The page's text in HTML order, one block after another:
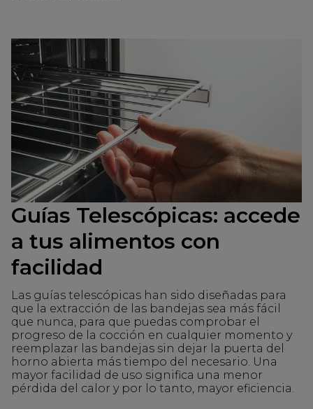
Guías Telescópicas: accede
a tus alimentos con
facilidad
Las guías telescópicas han sido diseñadas para
que la extracción de las bandejas sea más fácil
que nunca, para que puedas comprobar el
progreso de la cocción en cualquier momento y
reemplazar las bandejas sin dejar la puerta del
horno abierta más tiempo del necesario. Una
mayor facilidad de uso significa una menor
pérdida del calor y por lo tanto, mayor eficiencia.